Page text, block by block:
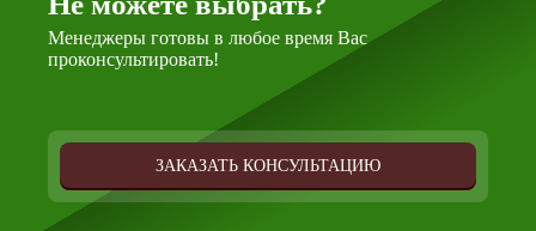
Менеджеры готовы в любое время Вас
проконсультировать!
ЗАКАЗАТЬ КОНСУЛЬТАЦИЮ